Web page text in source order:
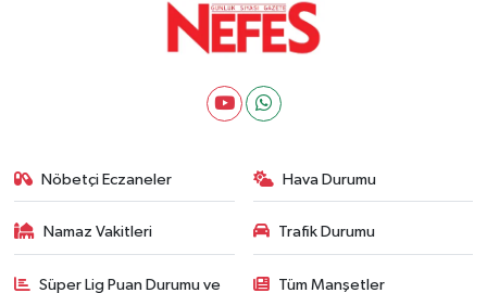
Nöbetçi Eczaneler Hava Durumu
Namaz Vakitleri Trafik Durumu
Süper Lig Puan Durumu ve Tüm Manşetler